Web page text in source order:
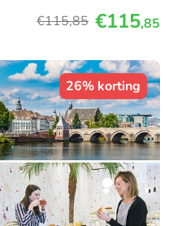
€115,85 €115,85
26% korting